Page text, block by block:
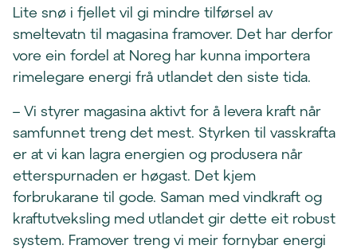
Lite snø i fjellet vil gi mindre tilførsel av
smeltevatn til magasina framover. Det har derfor
vore ein fordel at Noreg har kunna importera
rimelegare energi frå utlandet den siste tida.
– Vi styrer magasina aktivt for å levera kraft når
samfunnet treng det mest. Styrken til vasskrafta
er at vi kan lagra energien og produsera når
etterspurnaden er høgast. Det kjem
forbrukarane til gode. Saman med vindkraft og
kraftutveksling med utlandet gir dette eit robust
system. Framover treng vi meir fornybar energi